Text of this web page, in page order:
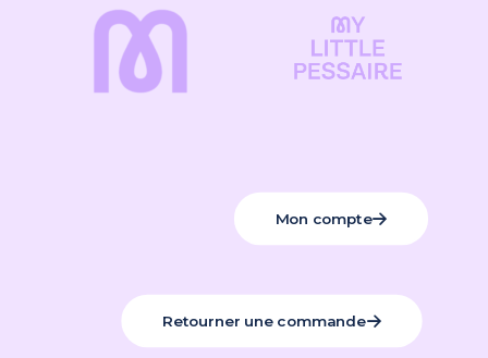
Mon compte
Retourner une commande